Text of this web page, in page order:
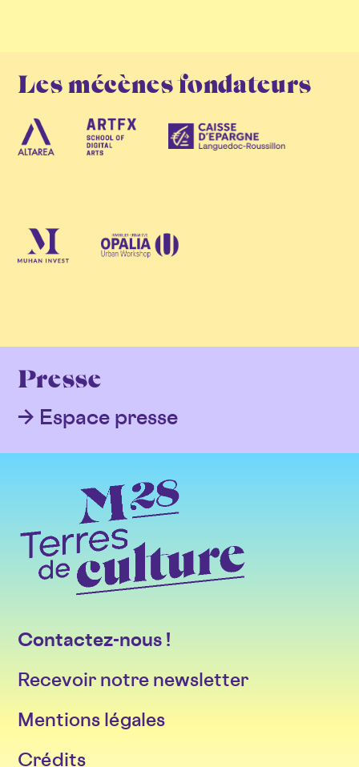
Les mécènes fondateurs
Presse
Espace presse
Contactez-nous !
Recevoir notre newsletter
Mentions légales
Crédits